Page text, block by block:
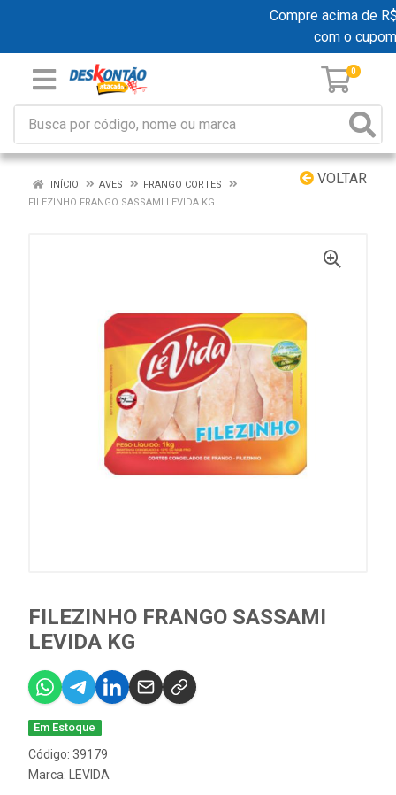
Compre acima de
com o cupom
0
VOLTAR
INÍCIO AVES
FRANGO CORTES
FILEZINHO FRANGO SASSAMI LEVIDA KG
FILEZINHO FRANGO SASSAMI
LEVIDA KG
Em Estoque
Código: 39179
Marca:
LEVIDA